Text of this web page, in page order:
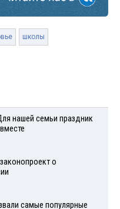
школы
нашей семьи праздник
о
самые популярные